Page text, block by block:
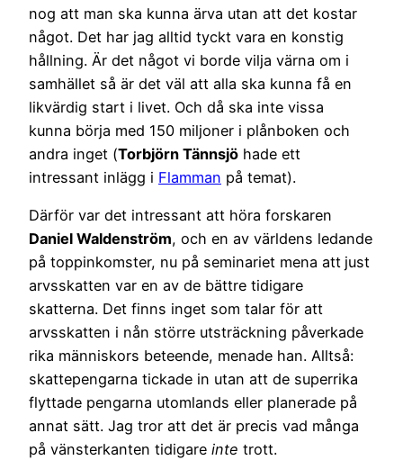
nog att man ska kunna ärva utan att det kostar
något. Det har jag alltid tyckt vara en konstig
hållning. Är det något vi borde vilja värna om i
samhället så är det väl att alla ska kunna få en
likvärdig start i livet. Och då ska inte vissa
kunna börja med 150 miljoner i plånboken och
andra inget (Torbjörn Tännsjö hade ett
intressant inlägg i Flamman på temat).
Därför var det intressant att höra forskaren
Daniel Waldenström, och en av världens ledande
på toppinkomster, nu på seminariet mena att just
arvsskatten var en av de bättre tidigare
skatterna. Det finns inget som talar för att
arvsskatten i nån större utsträckning påverkade
rika människors beteende, menade han. Alltså:
skattepengarna tickade in utan att de superrika
flyttade pengarna utomlands eller planerade på
annat sätt. Jag tror att det är precis vad många
på vänsterkanten tidigare inte trott.